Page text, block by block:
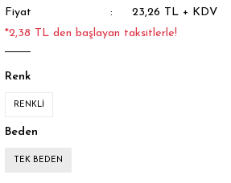
Fiyat
23,26 TL + KDV
*2,38 TL den başlayan taksitlerle!
Renk
RENKLİ
Beden
TEK BEDEN